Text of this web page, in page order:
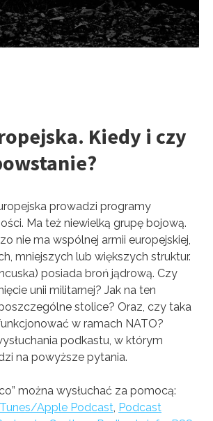
Kiedy i czy
prowadzi programy
Ma też niewielką grupę bojową.
nie ma wspólnej armii europejskiej,
mniejszych lub większych struktur.
posiada broń jądrową. Czy
unii militarnej? Jak na ten
stolice? Oraz, czy taka
w ramach NATO?
podkastu, w którym
na powyższe pytania.
można wysłuchać za pomocą:
Apple Podcast, Podcast